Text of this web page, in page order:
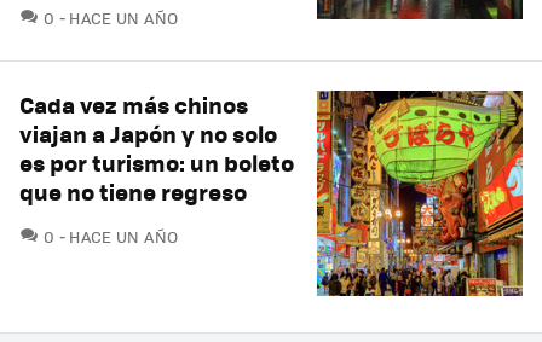
0 COMENTARIOS
HACE UN AÑO
Cada vez más chinos
viajan a Japón y no solo
es por turismo: un boleto
que no tiene regreso
0 COMENTARIOS
HACE UN AÑO